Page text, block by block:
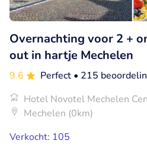
Overnachting voor 2 +
out in hartje Mechelen
9.6 Perfect • 215
Hotel Novotel Mechelen
Mechelen (0km)
Verkocht: 105